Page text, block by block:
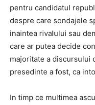
pentru candidatul
despre care sondajele
inaintea rivalului sau
care ar putea decide
majoritate a discursului
presedinte a fost, ca
In timp ce multimea